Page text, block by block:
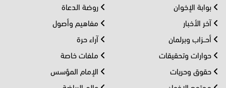
بوابة الإخوان
آخر الأخبار
أحــزاب وبرلمان
حوارات وتحقيقات
حقوق وحريات
روضة الدعاة
مفاهيم وأصول
آراء حرة
ملفات خاصة
الإمام المؤسس